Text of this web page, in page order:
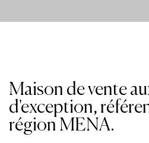
Maison de vente
d'exception,
région MENA.